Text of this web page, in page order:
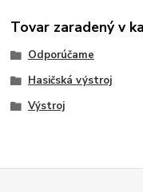
Tovar zaradený v
Odporúčame
Hasičská výstroj
Výstroj